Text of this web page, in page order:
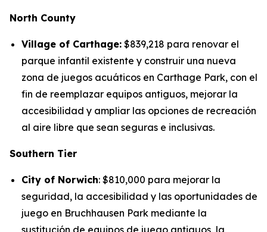
North County
Village of Carthage: $839,218 para renovar el
parque infantil existente y construir una nueva
zona de juegos acuáticos en Carthage Park, con el
fin de reemplazar equipos antiguos, mejorar la
accesibilidad y ampliar las opciones de recreación
al aire libre que sean seguras e inclusivas.
Southern Tier
City of Norwich: $810,000 para mejorar la
seguridad, la accesibilidad y las oportunidades de
juego en Bruchhausen Park mediante la
sustitución de equipos de juego antiguos, la